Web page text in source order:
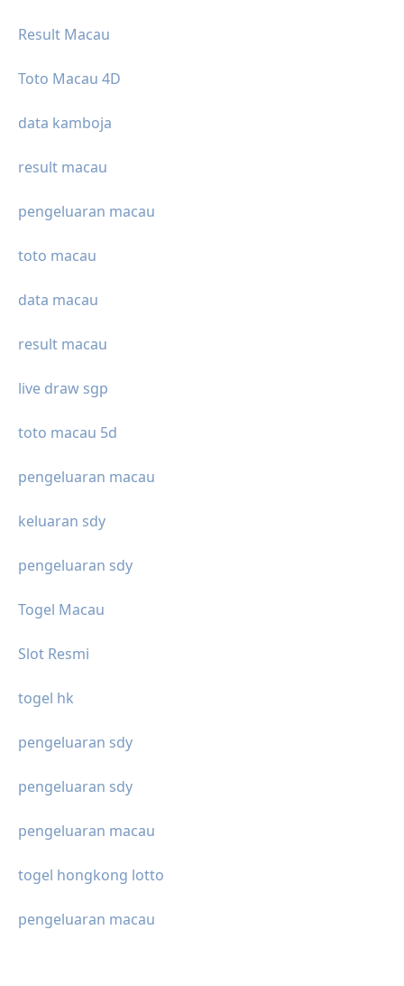
Result Macau
Toto Macau 4D
data kamboja
result macau
pengeluaran macau
toto macau
data macau
result macau
live draw sgp
toto macau 5d
pengeluaran macau
keluaran sdy
pengeluaran sdy
Togel Macau
Slot Resmi
togel hk
pengeluaran sdy
pengeluaran sdy
pengeluaran macau
togel hongkong lotto
pengeluaran macau